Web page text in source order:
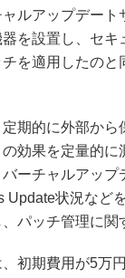
ルアップデート
を設置し、セキ
チを適用したの
期的に外部から
効果を定量的
ーチャルアッ
Update状況など
パッチ管理に関
初期費用が5万